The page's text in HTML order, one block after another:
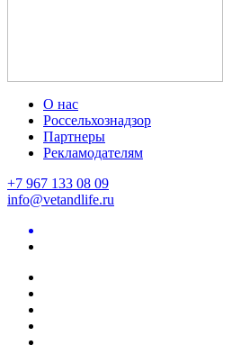
О нас
Россельхознадзор
Партнеры
Рекламодателям
+7 967 133 08 09
info@vetandlife.ru